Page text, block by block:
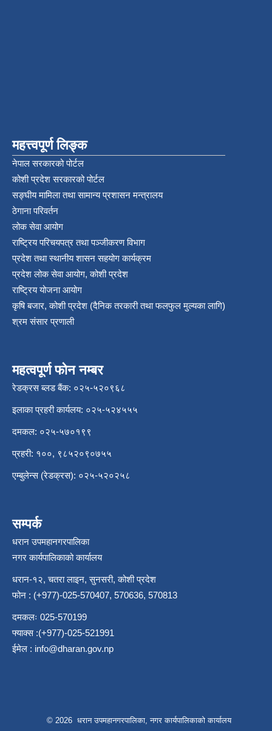
महत्त्वपूर्ण लिङ्क
नेपाल सरकारको पोर्टल
कोशी प्रदेश सरकारको पोर्टल
सङ्‍घीय मामिला तथा सामान्य प्रशासन मन्त्रालय
ठेगाना परिवर्तन
लोक सेवा आयोग
राष्ट्रिय परिचयपत्र तथा पञ्‍जीकरण विभाग
प्रदेश तथा स्थानीय शासन सहयोग कार्यक्रम
प्रदेश लोक सेवा आयोग, कोशी प्रदेश
राष्ट्रिय योजना आयोग
कृषि बजार, कोशी प्रदेश (दैनिक तरकारी तथा फलफुल मुल्यका लागि)
श्रम संसार प्रणाली
महत्वपूर्ण फोन नम्बर
रेडक्रस ब्लड बैंक: ०२५-५२०९६८
इलाका प्रहरी कार्यलय: ०२५-५२४५५५
दमकल: ०२५-५७०१९९
प्रहरी: १००, ९८५२०९०७५५
एम्बुलेन्स (रेडक्रस): ०२५-५२०२५८
सम्पर्क
धरान उपमहानगरपालिका
नगर कार्यपालिकाको कार्यालय
धरान-१२, चतरा लाइन, सुनसरी, कोशी प्रदेश
फोन : (+977)-025-570407, 570636, 570813
दमकलः 025-570199
फ्याक्स :(+977)-025-521991
ईमेल : info@dharan.gov.np
© 2026 धरान उपमहानगरपालिका, नगर कार्यपालिकाको कार्यालय